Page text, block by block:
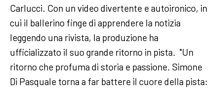
Carlucci. Con un video divertente e autoironico, in
cui il ballerino finge di apprendere la notizia
leggendo una rivista, la produzione ha
ufficializzato il suo grande ritorno in pista. "Un
ritorno che profuma di storia e passione. Simone
Di Pasquale torna a far battere il cuore della pista: